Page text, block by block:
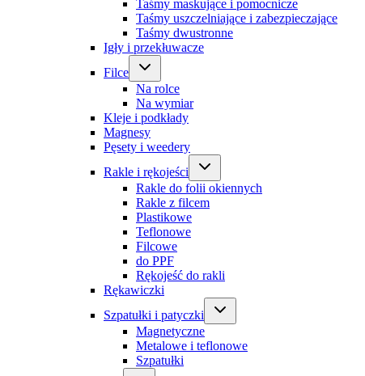
Taśmy maskujące i pomocnicze
Taśmy uszczelniające i zabezpieczające
Taśmy dwustronne
Igły i przekłuwacze
Filce
Na rolce
Na wymiar
Kleje i podkłady
Magnesy
Pęsety i weedery
Rakle i rękojeści
Rakle do folii okiennych
Rakle z filcem
Plastikowe
Teflonowe
Filcowe
do PPF
Rękojeść do rakli
Rękawiczki
Szpatułki i patyczki
Magnetyczne
Metalowe i teflonowe
Szpatułki